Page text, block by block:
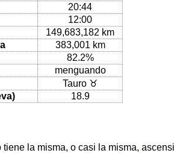
20:44
12:00
149,683,182 km
383,001 km
82.2%
menguando
Tauro ♉
18.9
la misma, o casi la misma,